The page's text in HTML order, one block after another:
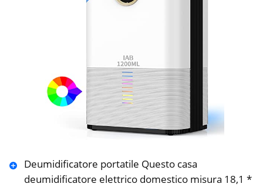
Deumidificatore portatile Questo casa
deumidificatore elettrico domestico misura 18,1 *